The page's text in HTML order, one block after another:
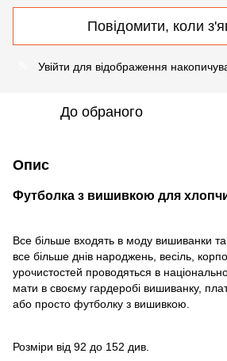
Повідомити, коли
Увійти для відображення
До обраного
Опис
Футболка з вишивкою для
Все більше входять в моду вишиванки
все більше днів народжень, весіль,
урочистостей проводяться в
мати в своєму гардеробі вишиванку,
або просто футболку з вишивкою.
Розміри від 92 до 152 див.